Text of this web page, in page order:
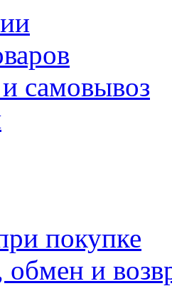
самовывоз
покупке
обмен и